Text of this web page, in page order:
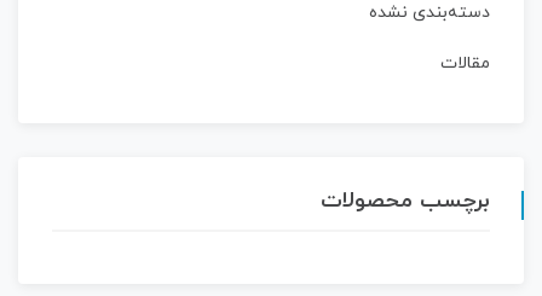
دسته‌بندی نشده
مقالات
برچسب محصولات